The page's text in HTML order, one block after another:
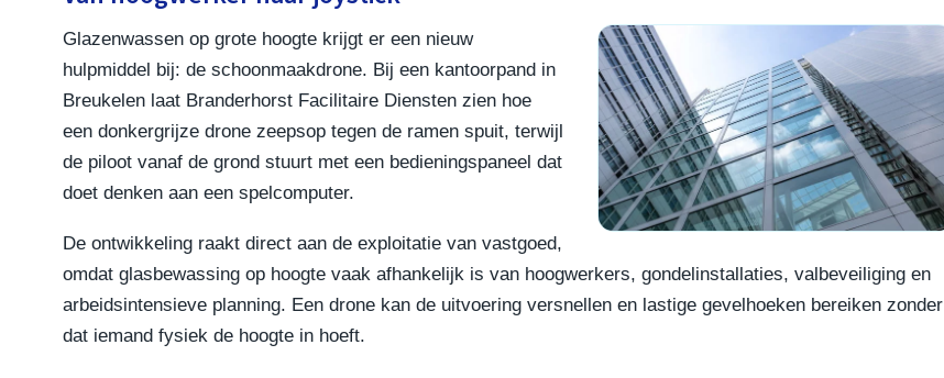
Glazenwassen op grote hoogte krijgt er een nieuw
hulpmiddel bij: de schoonmaakdrone. Bij een kantoorpand in
Breukelen laat Branderhorst Facilitaire Diensten zien hoe
een donkergrijze drone zeepsop tegen de ramen spuit, terwijl
de piloot vanaf de grond stuurt met een bedieningspaneel dat
doet denken aan een spelcomputer.
De ontwikkeling raakt direct aan de exploitatie van vastgoed,
omdat glasbewassing op hoogte vaak afhankelijk is van hoogwerkers, gondelinstallaties, valbeveiliging en
arbeidsintensieve planning. Een drone kan de uitvoering versnellen en lastige gevelhoeken bereiken zonder
dat iemand fysiek de hoogte in hoeft.